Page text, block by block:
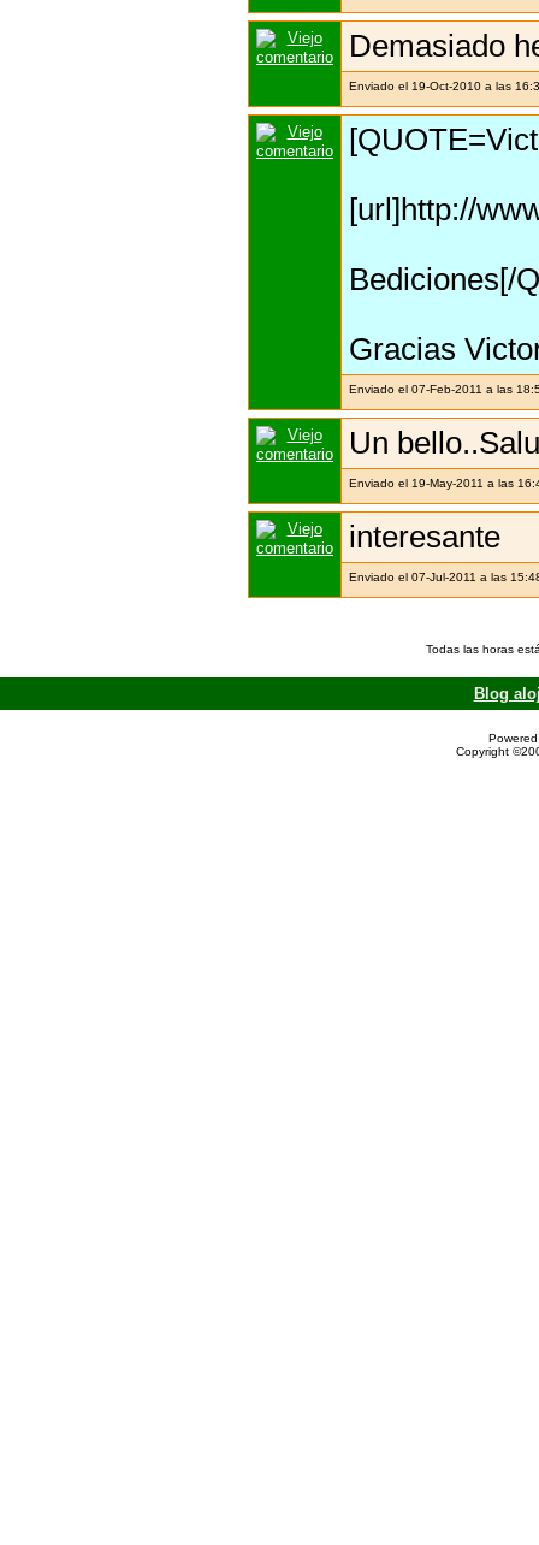
Demasiado
Enviado el 19-Oct-2010 a las
[url]http://
Bediciones[/
Gracias
Enviado el 07-Feb-2011 a las
Un
Enviado el 19-May-2011 a las
interesante
Enviado el 07-Jul-2011 a las
Todas las horas
Blog
Copyright